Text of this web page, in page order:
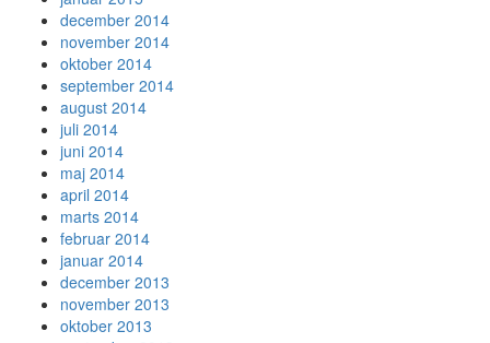
december 2014
november 2014
oktober 2014
september 2014
august 2014
juli 2014
juni 2014
maj 2014
april 2014
marts 2014
februar 2014
januar 2014
december 2013
november 2013
oktober 2013